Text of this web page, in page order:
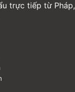
trực tiếp từ Pháp,